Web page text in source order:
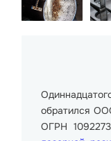
обратился
ОГРН